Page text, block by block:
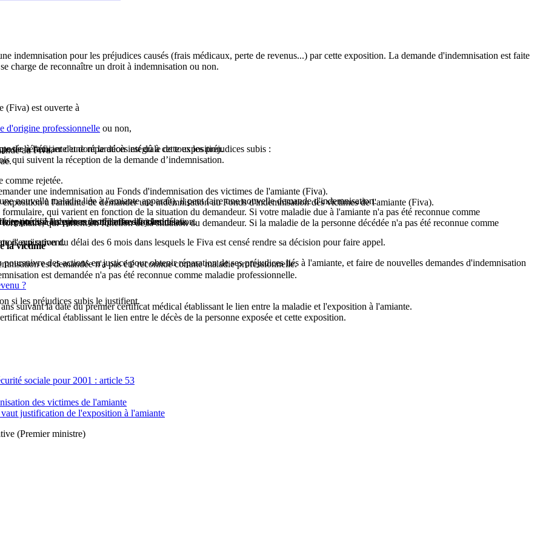
indemnisation pour les préjudices causés (frais médicaux, perte de revenus...) par cette exposition. La demande d'indemnisation est faite
charge de reconnaître un droit à indemnisation ou non.
(Fiva) est ouverte à
d'origine professionnelle ou non,
à l'amiante et dont le décès est dû à cette exposition.
de bénéficier d'une réparation intégrale de tous les préjudices subis :
au Fiva.
une indemnisation au Fonds d'indemnisation des victimes de l'amiante (Fiva).
qui varient en fonction de la situation du demandeur. Si votre maladie due à l'amiante n'a pas été reconnue comme
est demandée n'a pas été reconnue comme maladie professionnelle.
suivant la date du premier certificat médical établissant le lien entre la maladie et l'exposition à l'amiante.
à l'amiante de demander une indemnisation au Fonds d'indemnisation des victimes de l'amiante (Fiva).
qui varient en fonction de la situation du demandeur. Si la maladie de la personne décédée n'a pas été reconnue comme
est demandée n'a pas été reconnue comme maladie professionnelle.
médical établissant le lien entre le décès de la personne exposée et cette exposition.
qui suivent la réception de la demande d’indemnisation.
comme rejetée.
s'il accepte ou non l'offre d'indemnisation.
qui suivent.
des actions en justice pour obtenir réparation de ses préjudices liés à l'amiante, et faire de nouvelles demandes d'indemnisation
ou du à l'absence de réponse dans les délais.
d'expiration du délai des 6 mois dans lesquels le Fiva est censé rendre sa décision pour faire appel.
nouvelle maladie liée à l'amiante apparaît), il peut faire une nouvelle demande d'indemnisation.
précise les pièces justificatives à joindre
la victime
si les préjudices subis le justifient.
?
sociale pour 2001 : article 53
des victimes de l'amiante
justification de l'exposition à l'amiante
(Premier ministre)